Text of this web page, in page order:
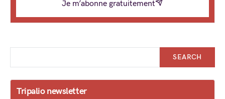
Je m’abonne gratuitement
SEARCH
Tripalio newsletter